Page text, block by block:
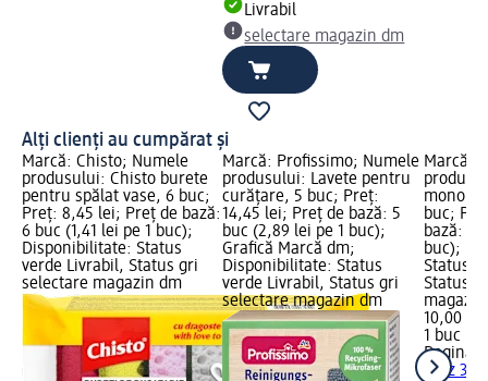
Livrabil
selectare magazin dm
Alți clienți au cumpărat și
Marcă: Chisto; Numele
produsului: Chisto burete
pentru spălat vase, 6 buc;
Preț: 8,45 lei; Preț de bază:
6 buc (1,41 lei pe 1 buc);
Disponibilitate: Status
verde Livrabil, Status gri
selectare magazin dm
Marcă: Profissimo; Numele
produsului: Lavete pentru
curățare, 5 buc; Preț:
14,45 lei; Preț de bază: 5
buc (2,89 lei pe 1 buc);
Grafică Marcă dm;
Disponibilitate: Status
verde Livrabil, Status gri
selectare magazin dm
Marcă:
buc;
bază: 1
buc);
Status
Status
10,00 lei
1 buc
Regina
Blitz 3